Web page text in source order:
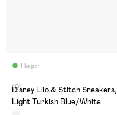
I lager
(0)
Disney Lilo & Stitch Sneakers,
Light Turkish Blue/White